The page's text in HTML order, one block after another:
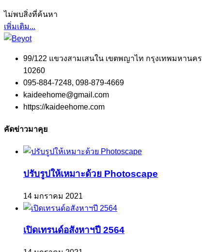
ไม่พบสิ่งที่ค้นหา
เพิ่มเติม...
99/122 แขวงสามเสนใน เขตพญาไท กรุงเทพมหานคร
10260
095-884-7248, 098-879-4669
kaideehome@gmail.com
https://kaideehome.com
คัดข่าวมาคุย
ปรับรูปให้เหมาะด้วย Photoscape
14 มกราคม 2021
เปิดเทรนด์อสังหาฯปี 2564